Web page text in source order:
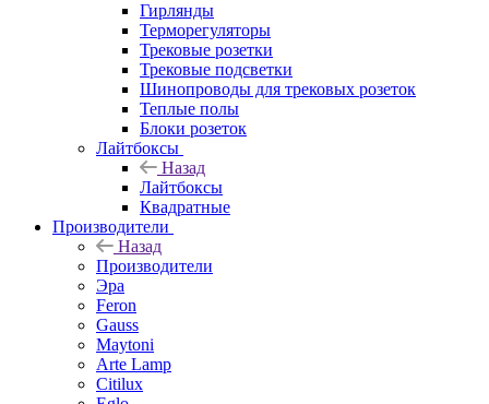
Гирлянды
Терморегуляторы
Трековые розетки
Трековые подсветки
Шинопроводы для трековых розеток
Теплые полы
Блоки розеток
Лайтбоксы
Назад
Лайтбоксы
Квадратные
Производители
Назад
Производители
Эра
Feron
Gauss
Maytoni
Arte Lamp
Citilux